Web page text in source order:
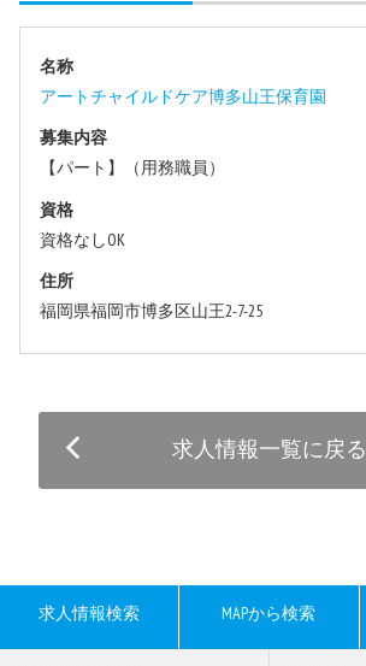
名称
アートチャイルドケア博多山王保育園
募集内容
【パート】（用務職員）
資格
資格なしOK
住所
福岡県福岡市博多区山王2-7-25
求人情報一覧に戻る
求人情報検索 MAPから検索